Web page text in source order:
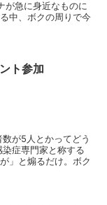
が急に身近なものに
中、ボクの周りで今
ト参加
が5人とかってどう
症専門家と称する
」と煽るだけ。ボク